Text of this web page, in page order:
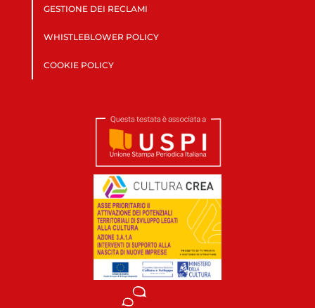
GESTIONE DEI RECLAMI
WHISTLEBLOWER POLICY
COOKIE POLICY